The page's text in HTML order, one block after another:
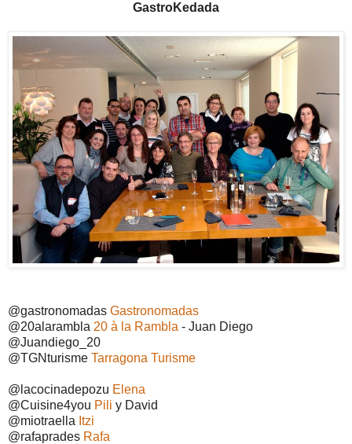
GastroKedada
@gastronomadas Gastronomadas
@20alarambla 20 à la Rambla - Juan Diego
@Juandiego_20
@TGNturisme Tarragona Turisme
@lacocinadepozu Elena
@Cuisine4you Pili y David
@miotraella Itzi
@rafaprades Rafa